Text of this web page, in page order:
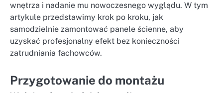
wnętrza i nadanie mu nowoczesnego wyglądu. W tym
artykule przedstawimy krok po kroku, jak
samodzielnie zamontować panele ścienne, aby
uzyskać profesjonalny efekt bez konieczności
zatrudniania fachowców.
Przygotowanie do montażu